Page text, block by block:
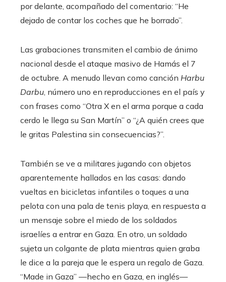
por delante, acompañado del comentario: “He
dejado de contar los coches que he borrado”.
Las grabaciones transmiten el cambio de ánimo
nacional desde el ataque masivo de Hamás el 7
de octubre. A menudo llevan como canción Harbu
Darbu, número uno en reproducciones en el país y
con frases como “Otra X en el arma porque a cada
cerdo le llega su San Martín” o “¿A quién crees que
le gritas Palestina sin consecuencias?”.
También se ve a militares jugando con objetos
aparentemente hallados en las casas: dando
vueltas en bicicletas infantiles o toques a una
pelota con una pala de tenis playa, en respuesta a
un mensaje sobre el miedo de los soldados
israelíes a entrar en Gaza. En otro, un soldado
sujeta un colgante de plata mientras quien graba
le dice a la pareja que le espera un regalo de Gaza.
“Made in Gaza” —hecho en Gaza, en inglés—